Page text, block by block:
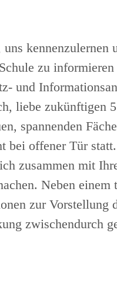
kennenzulernen
zu informieren
und
liebe zukünftigen
spannenden
bei offener Tür statt.
zusammen mit
Neben einem
zur Vorstellung
zwischendurch